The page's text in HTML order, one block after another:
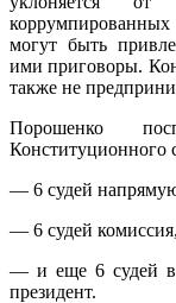
могут быть
ими приговоры.
также не
Порошенко
Конституционного
— 6 судей
— 6 судей
— и еще 6 судей
президент.